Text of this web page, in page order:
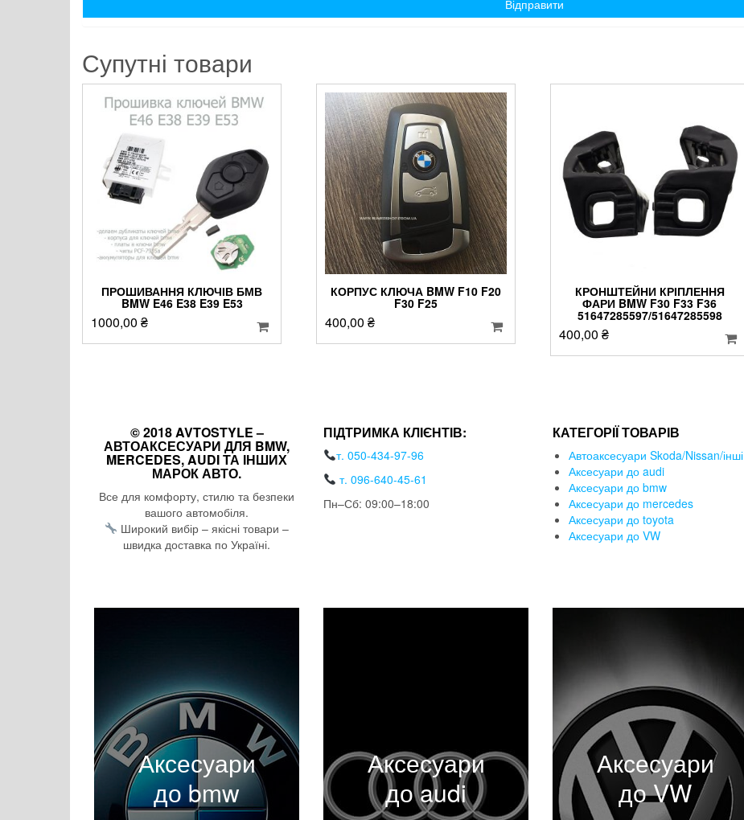
Супутні товари
ПРОШИВАННЯ КЛЮЧІВ БМВ
BMW E46 E38 E39 E53
1000,00 ₴
КОРПУС КЛЮЧА BMW F10 F20
F30 F25
400,00 ₴
КРОНШТЕЙНИ КРІПЛЕННЯ
ФАРИ BMW F30 F33 F36
51647285597/51647285598
400,00 ₴
© 2018 AVTOSTYLE –
АВТОАКСЕСУАРИ ДЛЯ BMW,
MERCEDES, AUDI ТА ІНШИХ
МАРОК АВТО.
Все для комфорту, стилю та безпеки
вашого автомобіля.
Широкий вибір – якісні товари –
швидка доставка по Україні.
ПІДТРИМКА КЛІЄНТІВ:
т. 050-434-97-96
т. 096-640-45-61
Пн–Сб: 09:00–18:00
КАТЕГОРІЇ ТОВАРІВ
Автоаксесуари Skoda/Nissan/інші
Аксесуари до audi
Аксесуари до bmw
Аксесуари до mercedes
Аксесуари до toyota
Аксесуари до VW
Аксесуари
до bmw
Аксесуари
до audi
Аксесуари
до VW